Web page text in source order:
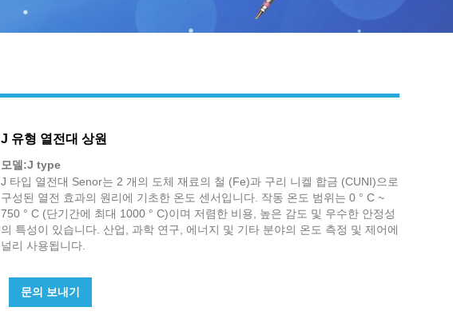
J 유형 열전대 상원
모델:J type
J 타입 열전대 Senor는 2 개의 도체 재료의 철 (Fe)과 구리 니켈 합금 (CUNI)으로
구성된 열전 효과의 원리에 기초한 온도 센서입니다. 작동 온도 범위는 0 ° C ~
750 ° C (단기간에 최대 1000 ° C)이며 저렴한 비용, 높은 감도 및 우수한 안정성
의 특성이 있습니다. 산업, 과학 연구, 에너지 및 기타 분야의 온도 측정 및 제어에
널리 사용됩니다.
문의 보내기